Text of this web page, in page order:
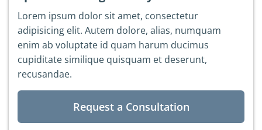
Lorem ipsum dolor sit amet, consectetur
adipisicing elit. Autem dolore, alias, numquam
enim ab voluptate id quam harum ducimus
cupiditate similique quisquam et deserunt,
recusandae.
Request a Consultation